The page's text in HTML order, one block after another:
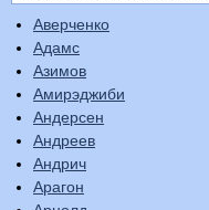
Аверченко
Адамс
Азимов
Амирэджиби
Андерсен
Андреев
Андрич
Арагон